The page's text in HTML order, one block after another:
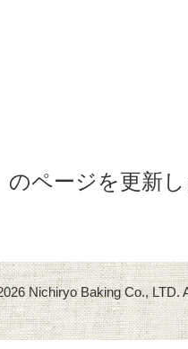
のページを更新し
Nichiryo Baking Co., LTD.